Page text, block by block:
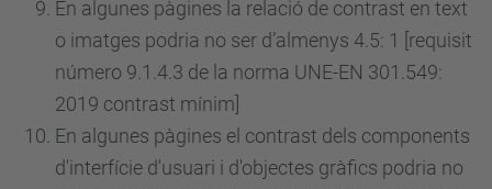
En algunes pàgines la relació de contrast en text
o imatges podria no ser d’almenys 4.5: 1 [requisit
número 9.1.4.3 de la norma UNE-EN 301.549:
2019 contrast mínim]
En algunes pàgines el contrast dels components
d'interfície d'usuari i d'objectes gràfics podria no